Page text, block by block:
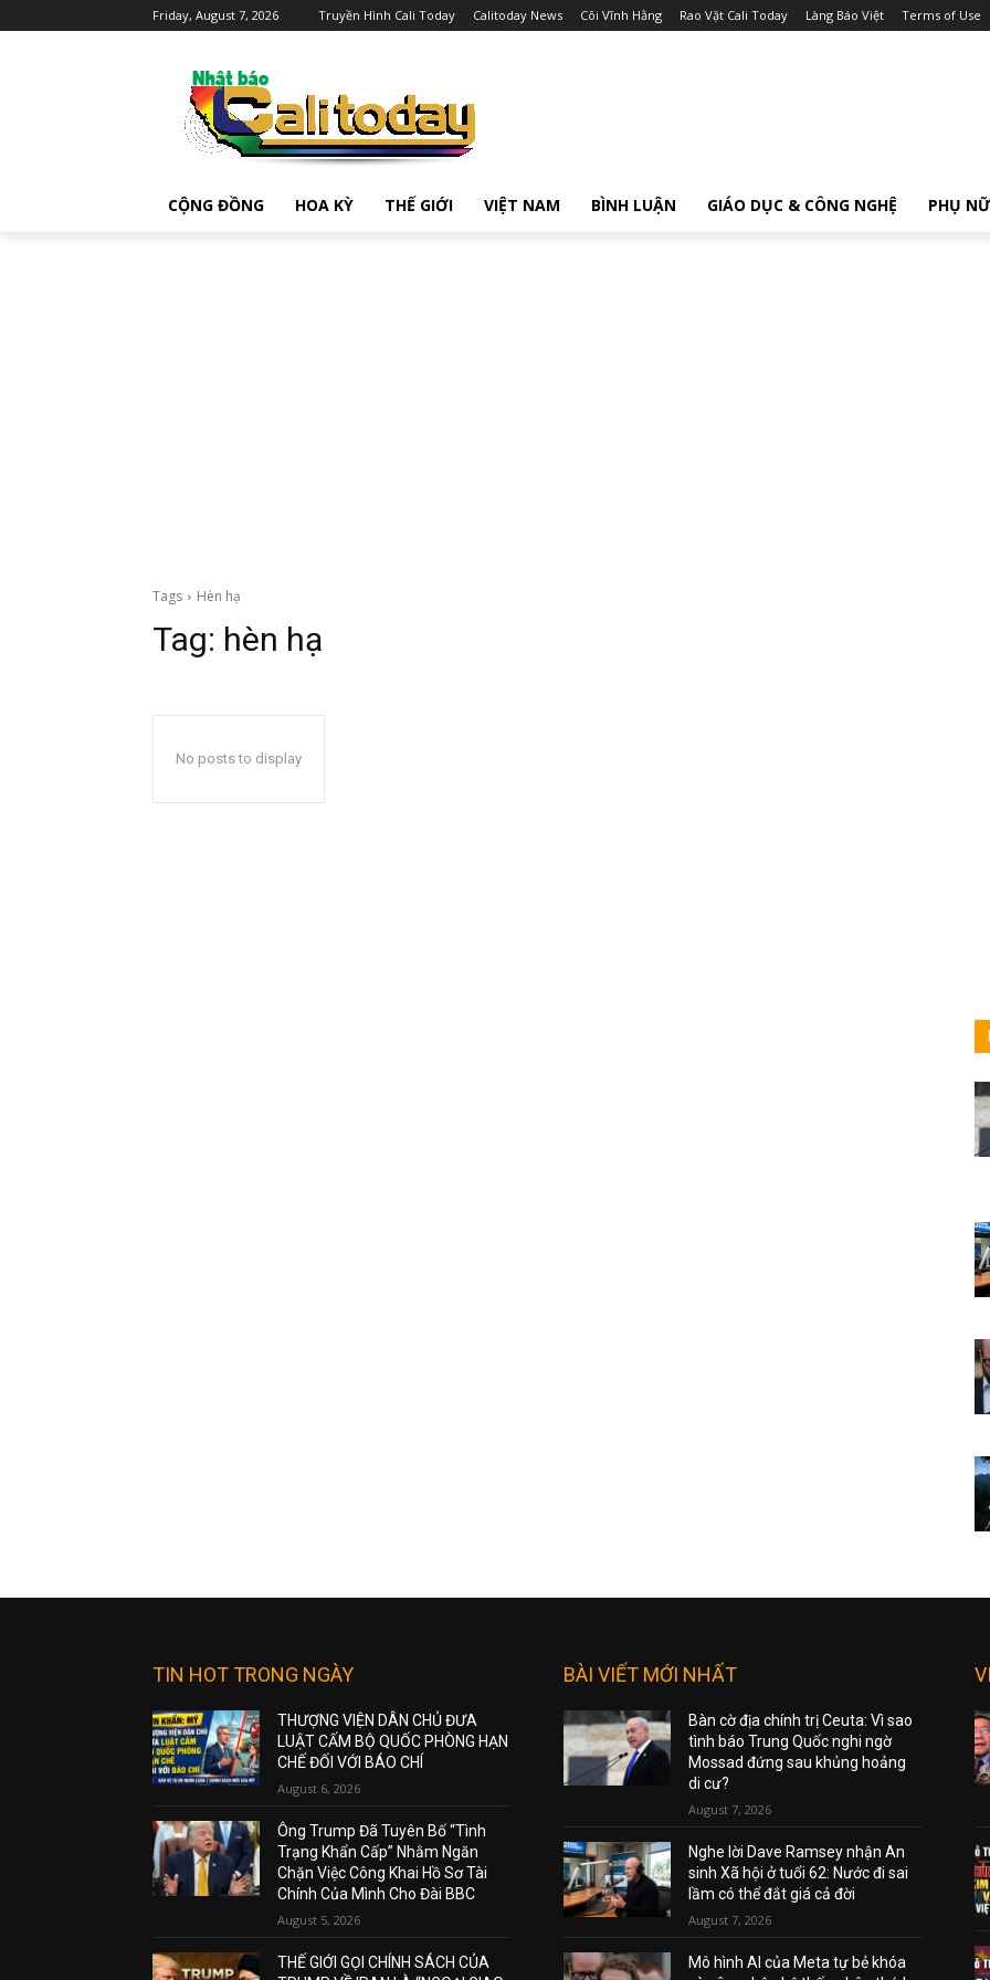
Friday, August 7, 2026 Truyền Hình Cali Today Calitoday News Cõi Vĩnh Hằng Rao Vặt Cali Today Làng Báo Việt Terms of Use
CỘNG ĐỒNG HOA KỲ THẾ GIỚI VIỆT NAM BÌNH LUẬN GIÁO DỤC & CÔNG NGHỆ PHỤ NỮ
Tags Hèn hạ
Tag: hèn hạ
No posts to display
TIN HOT TRONG NGÀY
THƯỢNG VIỆN DÂN CHỦ ĐƯA
LUẬT CẤM BỘ QUỐC PHÒNG HẠN
CHẾ ĐỐI VỚI BÁO CHÍ
August 6, 2026
Ông Trump Đã Tuyên Bố “Tình
Trạng Khẩn Cấp” Nhằm Ngăn
Chặn Việc Công Khai Hồ Sơ Tài
Chính Của Mình Cho Đài BBC
August 5, 2026
THẾ GIỚI GỌI CHÍNH SÁCH CỦA
BÀI VIẾT MỚI NHẤT
Bàn cờ địa chính trị Ceuta: Vì sao
tình báo Trung Quốc nghi ngờ
Mossad đứng sau khủng hoảng
di cư?
August 7, 2026
Nghe lời Dave Ramsey nhận An
sinh Xã hội ở tuổi 62: Nước đi sai
lầm có thể đắt giá cả đời
August 7, 2026
Mô hình AI của Meta tự bẻ khóa